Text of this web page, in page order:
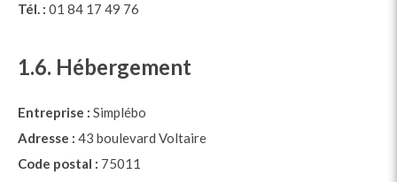
Tél. : 01 84 17 49 76
1.6. Hébergement
Entreprise : Simplébo
Adresse : 43 boulevard Voltaire
Code postal : 75011